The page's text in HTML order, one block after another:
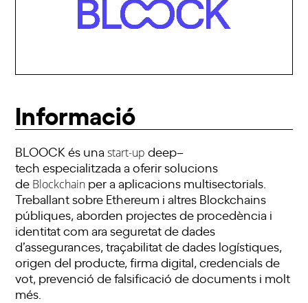
Informació
BLOOCK és unastart-up deep–
tech especialitzadaa oferir solucions
de Blockchain per a aplicacions multisectorials.
Treballant sobre Ethereum i altres Blockchains
públiques, aborden projectes de procedència i
identitat com ara seguretat de dades
d’assegurances, traçabilitat de dades logístiques,
origen del producte, firma digital, credencials de
vot, prevenció de falsificació de documents i molt
més.